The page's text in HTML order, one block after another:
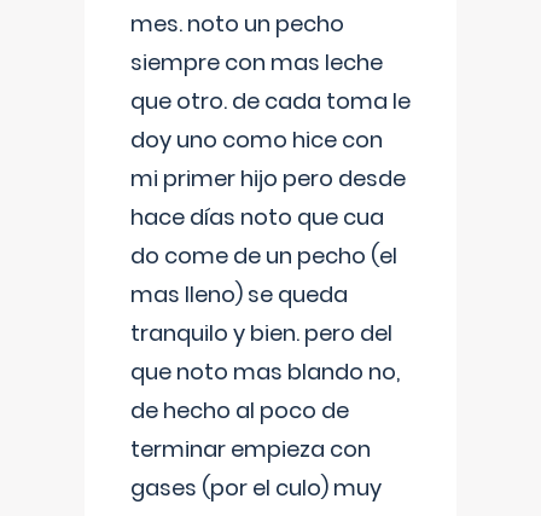
mes. noto un pecho
siempre con mas leche
que otro. de cada toma le
doy uno como hice con
mi primer hijo pero desde
hace días noto que cua
do come de un pecho (el
mas lleno) se queda
tranquilo y bien. pero del
que noto mas blando no,
de hecho al poco de
terminar empieza con
gases (por el culo) muy